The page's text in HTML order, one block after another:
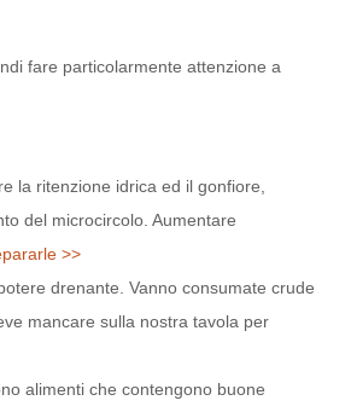
fare particolarmente attenzione a
la ritenzione idrica ed il gonfiore,
del microcircolo. Aumentare
>>
drenante. Vanno consumate crude
mancare sulla nostra tavola per
alimenti che contengono buone